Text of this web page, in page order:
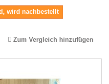
wird nachbestellt
Zum Vergleich hinzufügen